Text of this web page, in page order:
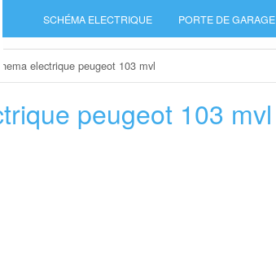
SCHÉMA ELECTRIQUE PORTE DE GARAGE
electrique peugeot 103 mvl
peugeot 103 mvl